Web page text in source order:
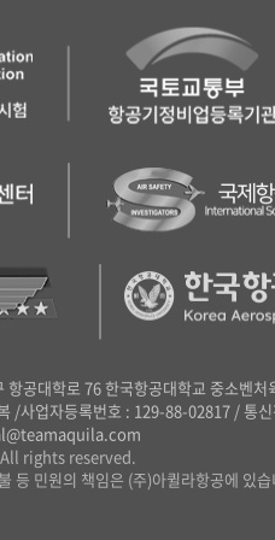
회원가입
항공대학로 76 한국항공대학교 중소
/사업자등록번호 : 129-88-02817 /통
rights reserved.
등 민원의 책임은 (주)아퀼라항공에